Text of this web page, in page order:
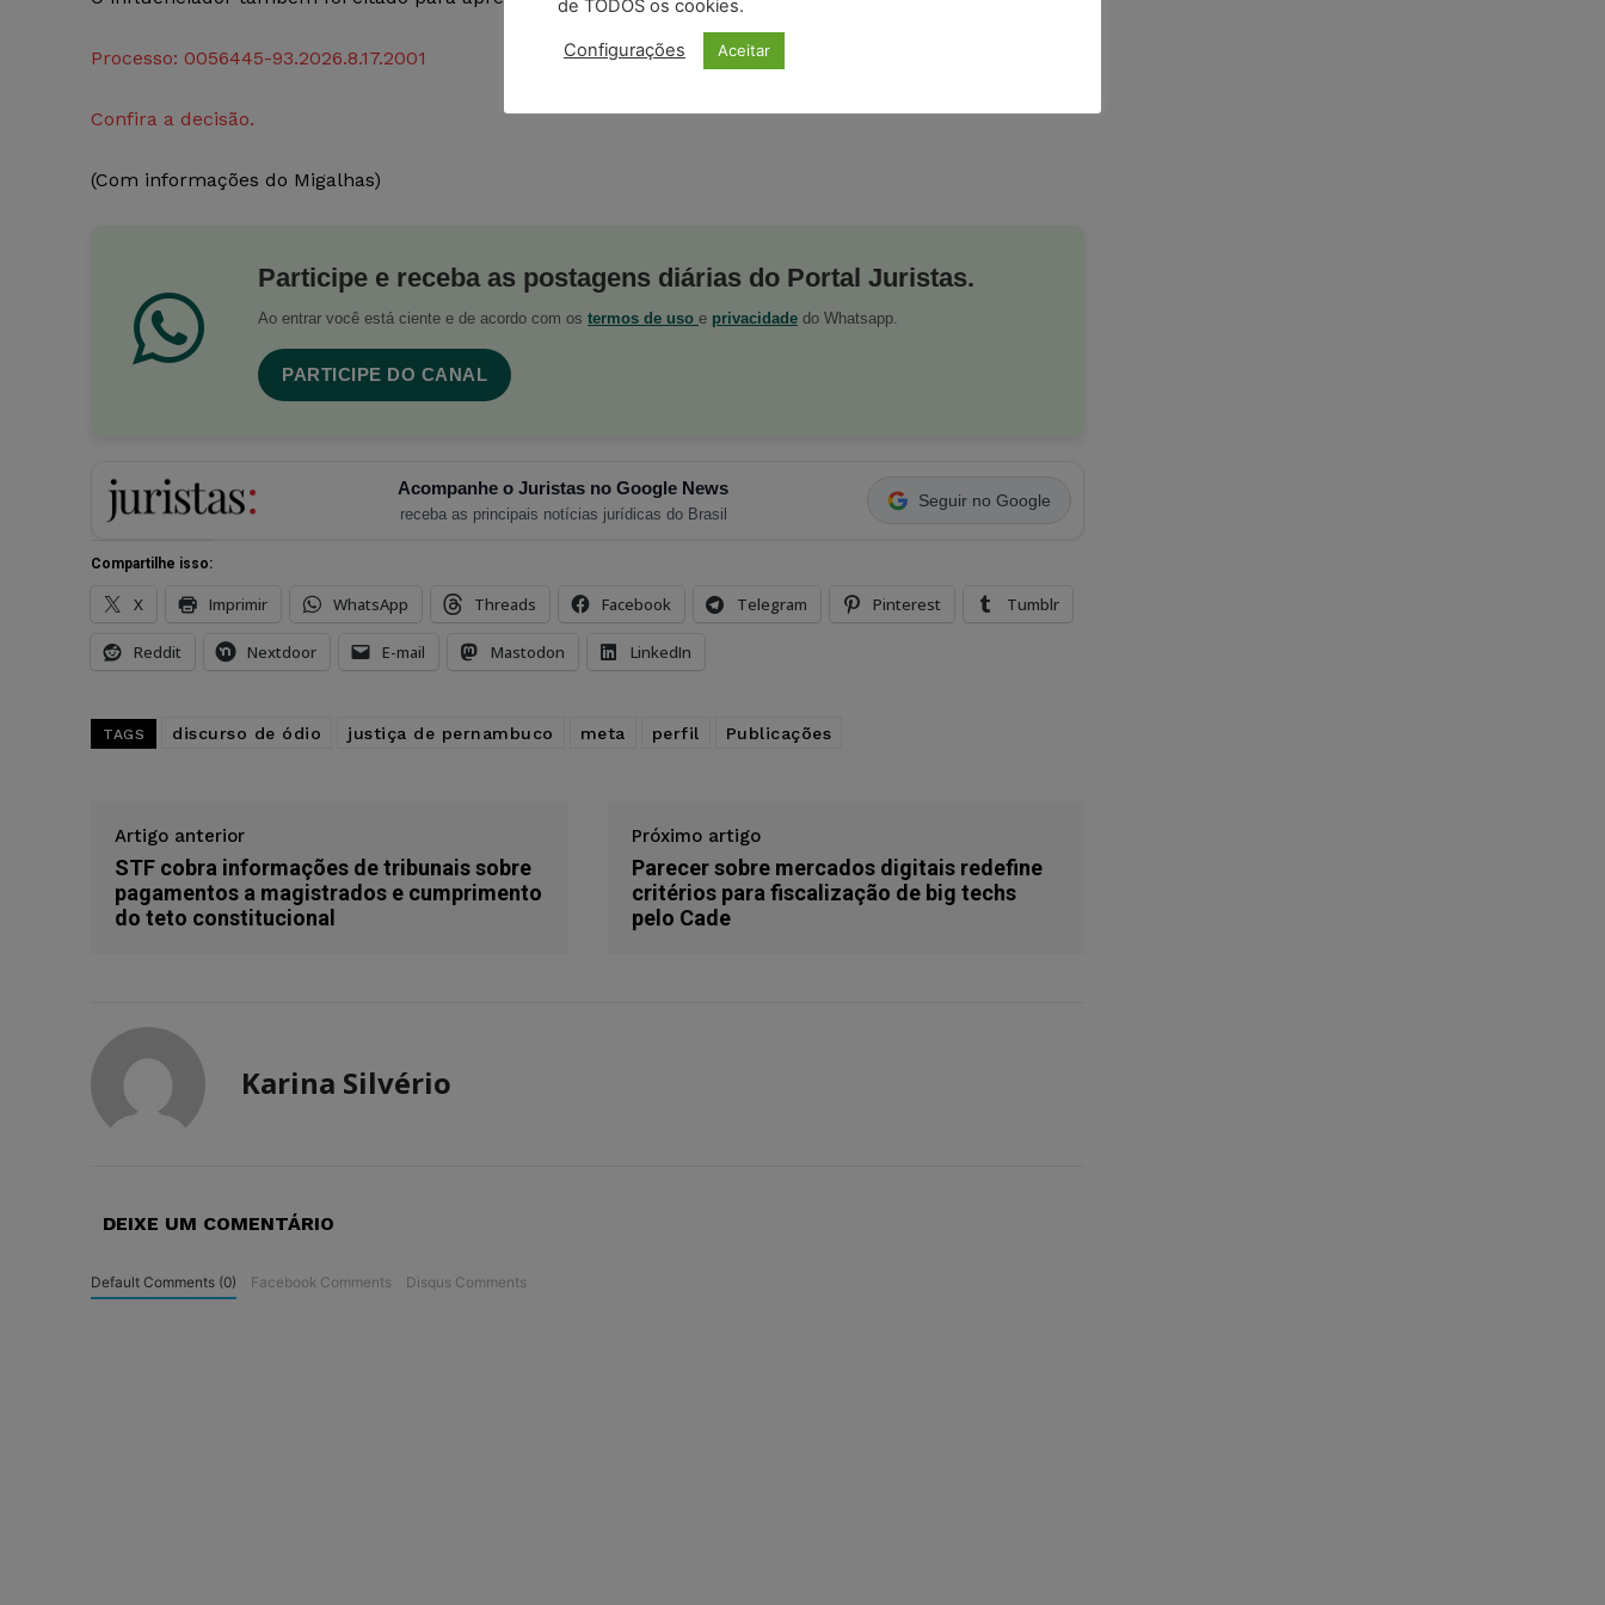
Processo: 0056445-93.2026.8.17.2001
Confira a decisão.
(Com informações do Migalhas)
Participe e receba as postagens diárias do Portal Juristas.
Ao entrar você está ciente e de acordo com os termos de uso e privacidade do Whatsapp.
PARTICIPE DO CANAL
Acompanhe o Juristas no Google News
receba as principais notícias jurídicas do Brasil
Seguir no Google
Compartilhe isso:
X Imprimir WhatsApp Threads Facebook Telegram Pinterest Tumblr
Reddit Nextdoor E-mail Mastodon LinkedIn
TAGS discurso de ódio justiça de pernambuco meta perfil Publicações
Artigo anterior
STF cobra informações de tribunais sobre
pagamentos a magistrados e cumprimento
do teto constitucional
Próximo artigo
Parecer sobre mercados digitais redefine
critérios para fiscalização de big techs
pelo Cade
Karina Silvério
DEIXE UM COMENTÁRIO
Default Comments (0) Facebook Comments Disqus Comments
de TODOS os cookies.
Configurações Aceitar